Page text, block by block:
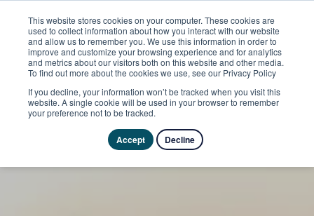
This website stores cookies on your computer. These cookies are
used to collect information about how you interact with our website
and allow us to remember you. We use this information in order to
improve and customize your browsing experience and for analytics
and metrics about our visitors both on this website and other media.
To find out more about the cookies we use, see our Privacy Policy
If you decline, your information won’t be tracked when you visit this
website. A single cookie will be used in your browser to remember
your preference not to be tracked.
Accept Decline